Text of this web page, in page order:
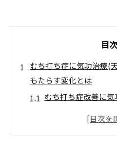
目次
むち打ち症に気功治療(
もたらす変化とは
むち打ち症改善に
気功治療(天啓気功